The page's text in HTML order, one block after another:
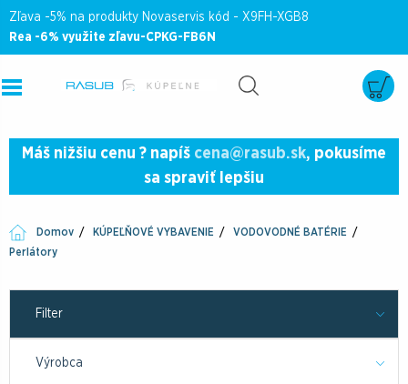
Zľava -5% na produkty Novaservis kód - X9FH-XGB8
Rea -6% využite zľavu-CPKG-FB6N
Máš nižšiu cenu ? napíš cena@rasub.sk, pokusíme
sa spraviť lepšiu
Domov KÚPEĽŇOVÉ VYBAVENIE
VODOVODNÉ BATÉRIE
Perlátory
Filter
Výrobca